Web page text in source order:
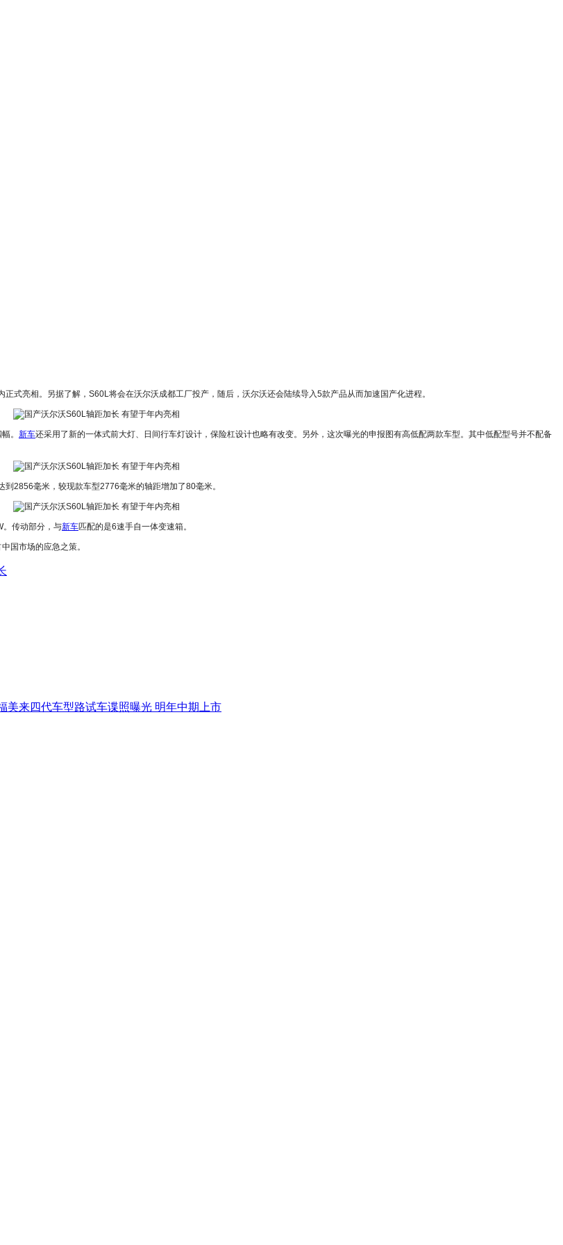
正式亮相。另据了解，S60L将会在沃尔沃成都工厂投产，随后，沃尔沃还会陆续导入5款产品从而加速国产化进程。
。 新车还采用了新的一体式前大灯、日间行车灯设计，保险杠设计也略有改变。另外，这次曝光的申报图有高低配两款车型。其中低配型号并不配备
2856毫米，较现款车型2776毫米的轴距增加了80毫米。
。传动部分，与新车匹配的是6速手自一体变速箱。
国市场的应急之策。
美来四代车型路试车谍照曝光 明年中期上市